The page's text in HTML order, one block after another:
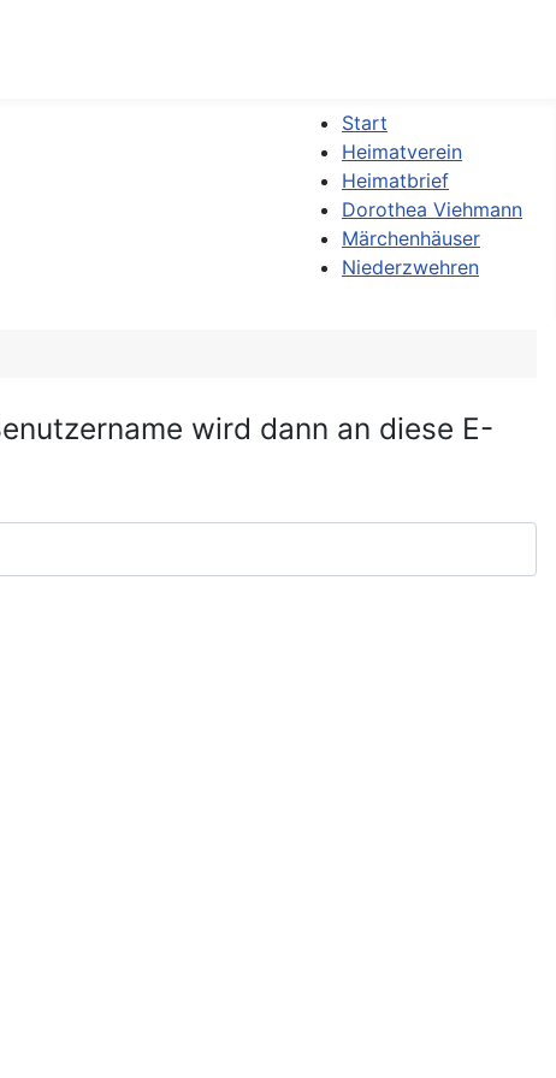
Start
Heimatverein
Heimatbrief
Dorothea Viehmann
Märchenhäuser
Niederzwehren
wird dann an diese E-